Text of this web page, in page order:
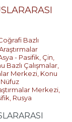
Bazlı
- Pasifik Çin
Bazlı Çalışmalar
Merkezi Konu
Merkezi
Rusya